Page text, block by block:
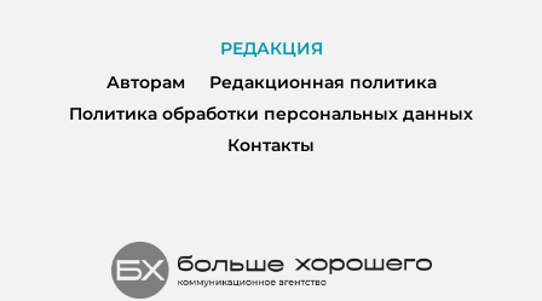
РЕДАКЦИЯ
Авторам
Редакционная политика
Политика обработки персональных данных
Контакты